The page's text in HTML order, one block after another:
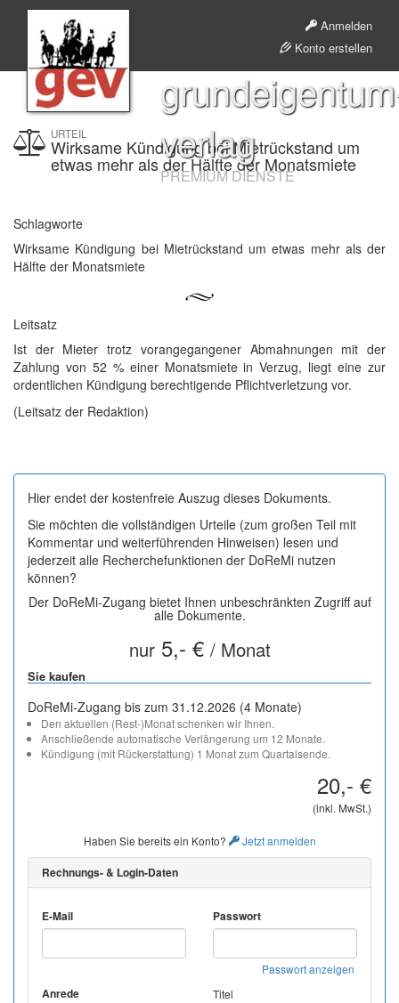
Anmelden
Konto erstellen
verlag
PREMIUM DIENSTE
URTEIL
Wirksame Kündigung bei Mietrückstand um
etwas mehr als der Hälfte der Monatsmiete
Schlagworte
Wirksame Kündigung bei Mietrückstand um etwas mehr als der
Hälfte der Monatsmiete
Leitsatz
Ist der Mieter trotz vorangegangener Abmahnungen mit der
Zahlung von 52 % einer Monatsmiete in Verzug, liegt eine zur
ordentlichen Kündigung berechtigende Pflichtverletzung vor.
(Leitsatz der Redaktion)
Hier endet der kostenfreie Auszug dieses Dokuments.
Sie möchten die vollständigen Urteile (zum großen Teil mit
Kommentar und weiterführenden Hinweisen) lesen und
jederzeit alle Recherchefunktionen der DoReMi nutzen
können?
Der DoReMi-Zugang bietet Ihnen unbeschränkten Zugriff auf
alle Dokumente.
nur5,- € / Monat
Sie kaufen
DoReMi-Zugang bis zum 31.12.2026 (4 Monate)
Den aktuellen (Rest-)Monat schenken wir Ihnen.
Anschließende automatische Verlängerung um 12 Monate.
Kündigung (mit Rückerstattung) 1 Monat zum Quartalsende.
20,- €
(inkl. MwSt.)
Haben Sie bereits ein Konto? Jetzt anmelden
Rechnungs- & Login-Daten
E-Mail Passwort
Passwort anzeigen
Anrede Titel